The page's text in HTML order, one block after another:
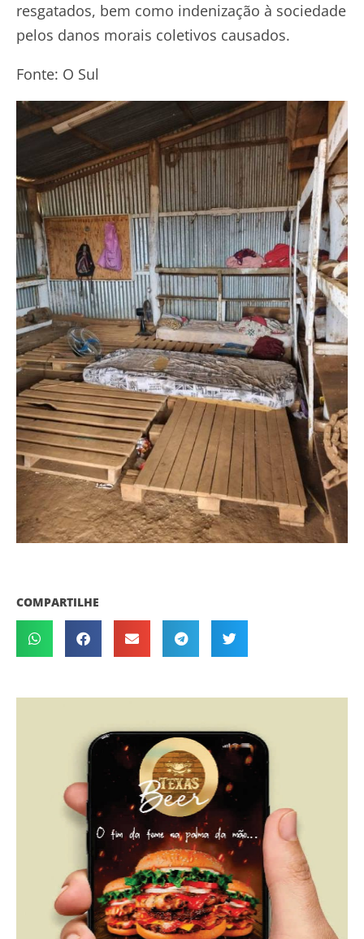
resgatados, bem como indenização à sociedade
pelos danos morais coletivos causados.
Fonte: O Sul
COMPARTILHE